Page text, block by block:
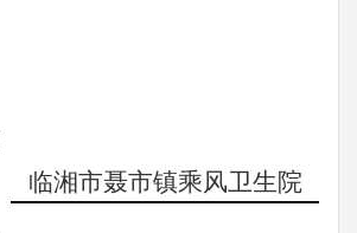
临湘市聂市镇乘风卫生院